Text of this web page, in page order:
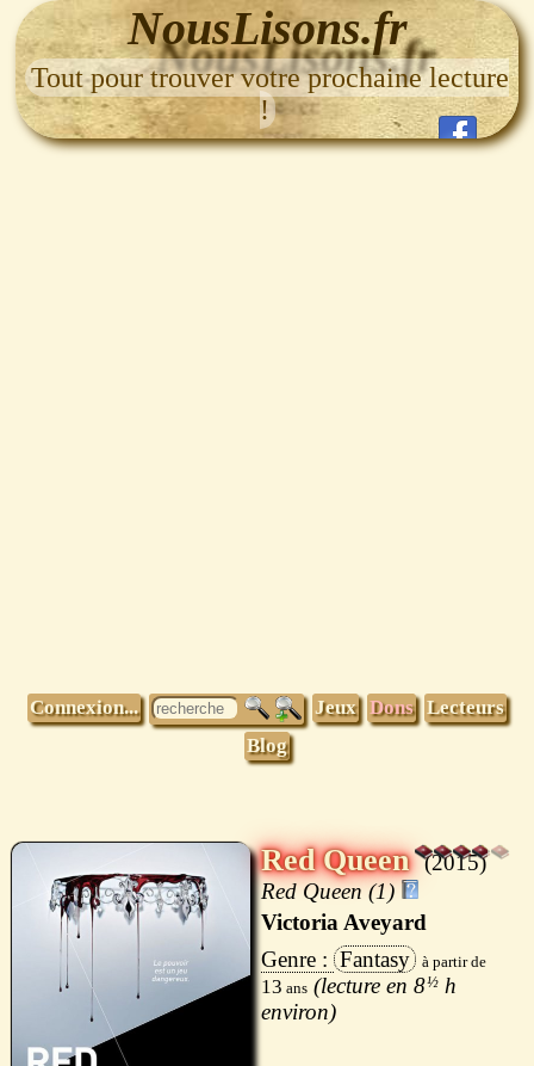
NousLisons.fr
Tout pour trouver votre prochaine lecture
!
Connexion... Jeux Dons Lecteurs
Blog
Red Queen
2015
Red Queen (1)
Victoria Aveyard
Fantasy
13 8½ h